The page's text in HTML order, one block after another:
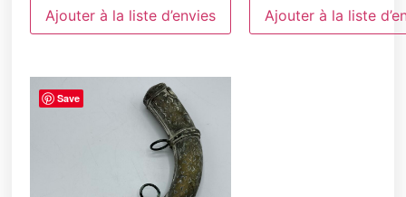
Ajouter à la liste d’envies Ajouter à la liste
Save